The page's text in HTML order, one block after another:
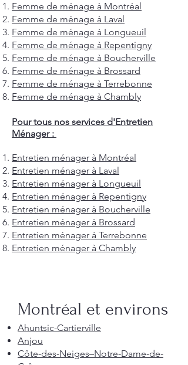
Femme de ménage à Montréal
Femme de ménage à Laval
Femme de ménage à Longueuil
Femme de ménage à Repentigny
Femme de ménage à Boucherville
Femme de ménage à Brossard
Femme de ménage à Terrebonne
Femme de ménage à Chambly
Pour tous nos services d'Entretien
Ménager :
Entretien ménager à Montréal
Entretien ménager à Laval
Entretien ménager à Longueuil
Entretien ménager à Repentigny
Entretien ménager à Boucherville
Entretien ménager à Brossard
Entretien ménager à Terrebonne
Entretien ménager à Chambly
Montréal et environs
Ahuntsic-Cartierville
Anjou
Côte-des-Neiges–Notre-Dame-de-